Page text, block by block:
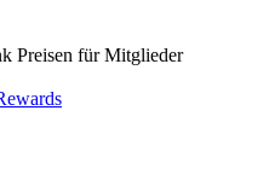
Preisen für Mitglieder